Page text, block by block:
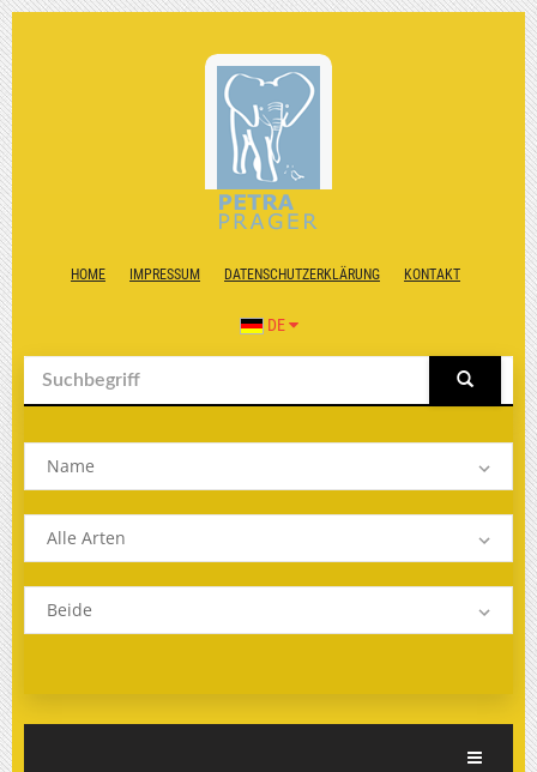
HOME IMPRESSUM DATENSCHUTZERKLÄRUNG KONTAKT
DE
Name
Alle Arten
Beide
Toggle